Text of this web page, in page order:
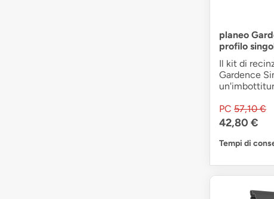
planeo
profilo
Il kit di
Gardence
PC 57,10 €
42,80 €
Tempi di